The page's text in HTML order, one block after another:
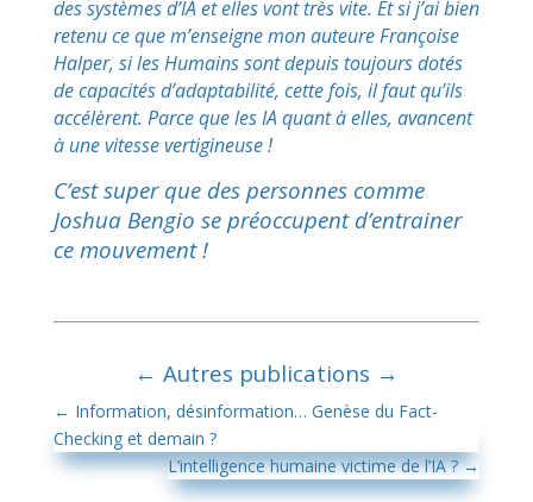
des systèmes d’IA et elles vont très vite. Et si j’ai bien
retenu ce que m’enseigne mon auteure Françoise
Halper, si les Humains sont depuis toujours dotés
de capacités d’adaptabilité, cette fois, il faut qu’ils
accélèrent. Parce que les IA quant à elles, avancent
à une vitesse vertigineuse !
C’est super que des personnes comme
Joshua Bengio se préoccupent d’entrainer
ce mouvement !
← Autres publications →
← Information, désinformation… Genèse du Fact-
Checking et demain ?
L’intelligence humaine victime de l’IA ?→